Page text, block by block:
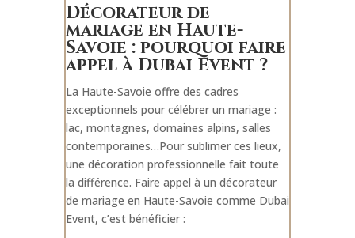
Décorateur de
mariage en Haute-
Savoie : pourquoi faire
appel à Dubai Event ?
La Haute-Savoie offre des cadres
exceptionnels pour célébrer un mariage :
lac, montagnes, domaines alpins, salles
contemporaines…Pour sublimer ces lieux,
une décoration professionnelle fait toute
la différence. Faire appel à un décorateur
de mariage en Haute-Savoie comme Dubai
Event, c’est bénéficier :